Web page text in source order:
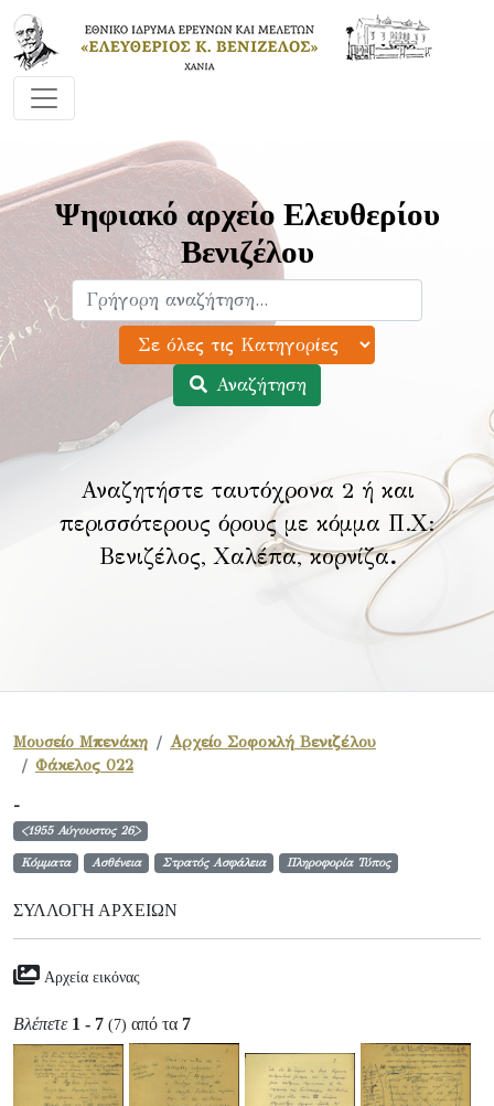
Ψηφιακό αρχείο Ελευθερίου
Βενιζέλου
Αναζήτηση
Αναζητήστε ταυτόχρονα 2 ή και
περισσότερους όρους με κόμμα Π.Χ:
Βενιζέλος, Χαλέπα, κορνίζα.
Μουσείο Μπενάκη
Αρχείο Σοφοκλή Βενιζέλου
Φάκελος 022
-
<1955 Αύγουστος 26>
Κόμματα Ασθένεια Στρατός Ασφάλεια Πληροφορία Τύπος
ΣΥΛΛΟΓΉ ΑΡΧΕΊΩΝ
Αρχεία εικόνας
Βλέπετε 1 - 7 (7) από τα 7